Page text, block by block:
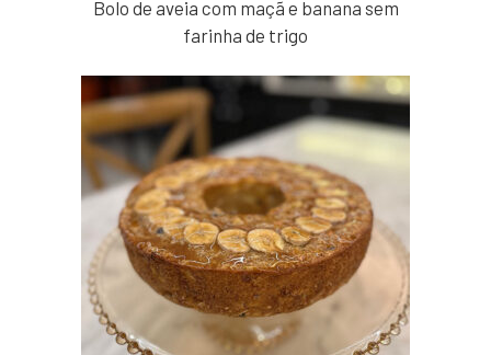
Bolo de aveia com maçã e banana sem
farinha de trigo